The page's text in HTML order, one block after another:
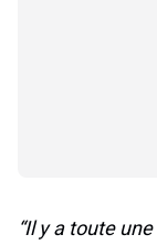
“Il y a toute